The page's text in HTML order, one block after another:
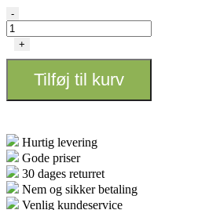
BioTabs
PK
antal
-
+
Tilføj til kurv
Hurtig levering
Gode priser
30 dages returret
Nem og sikker betaling
Venlig kundeservice